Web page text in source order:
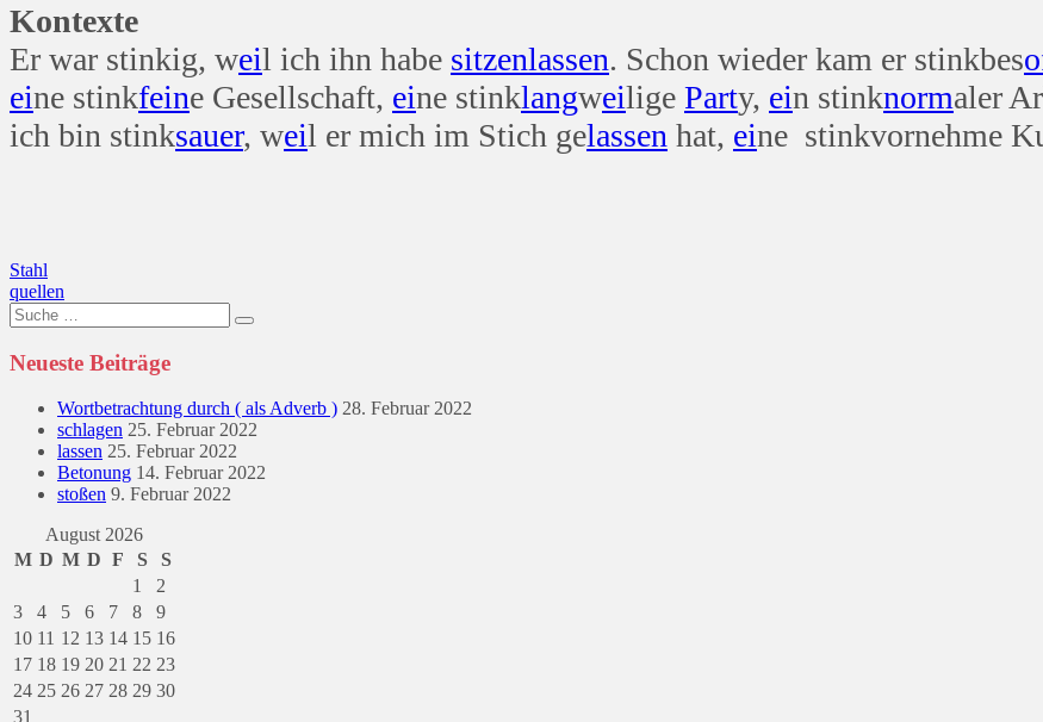
Kontexte
Er war stinkig, weil ich ihn habe sitzenlassen. Schon wieder kam er stinkbes
eine stinkfeine Gesellschaft, eine stinklangweilige Party, ein stinknormaler
ich bin stinksauer, weil er mich im Stich gelassen hat, eine stinkvornehme
Beitragsnavigation
Stahl
quellen
Suche
nach:
Neueste Beiträge
Wortbetrachtung durch ( als Adverb ) 28. Februar 2022
schlagen 25. Februar 2022
lassen 25. Februar 2022
Betonung 14. Februar 2022
stoßen 9. Februar 2022
August 2026
M D M D F S
S
1
2
3
4 5 6 7 8
9
10 11 12 13 14 15 16
17 18 19 20 21 22 23
24 25 26 27 28 29 30
31